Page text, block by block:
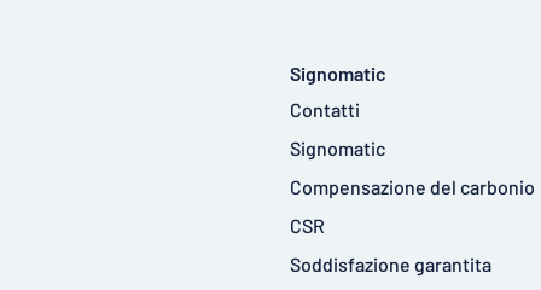
Signomatic
Contatti
Signomatic
Compensazione del carbonio
CSR
Soddisfazione garantita